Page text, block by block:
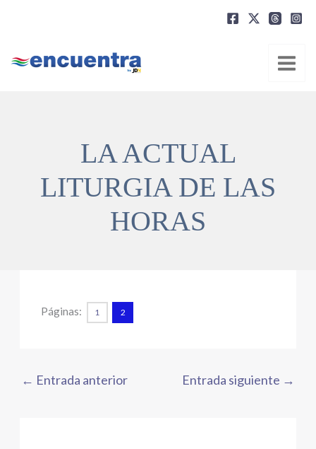
LA ACTUAL
LITURGIA DE LAS
HORAS
Páginas: 1 2
← Entrada anterior Entrada siguiente →